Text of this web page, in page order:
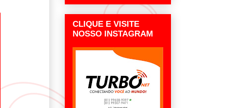
CLIQUE E VISITE
NOSSO INSTAGRAM